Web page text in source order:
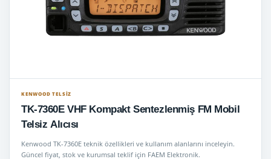
KENWOOD TELSIZ
TK-7360E VHF Kompakt Sentezlenmiş FM Mobil
Telsiz Alıcısı
Kenwood TK-7360E teknik özellikleri ve kullanım alanlarını inceleyin.
Güncel fiyat, stok ve kurumsal teklif için FAEM Elektronik.